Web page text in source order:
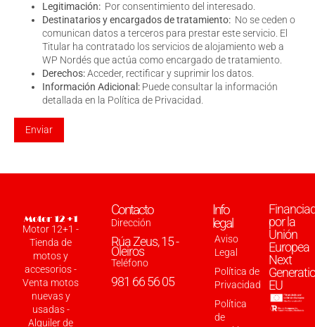
Legitimación: Por consentimiento del interesado.
Destinatarios y encargados de tratamiento: No se ceden o
comunican datos a terceros para prestar este servicio. El
Titular ha contratado los servicios de alojamiento web a
WP Nordés que actúa como encargado de tratamiento.
Derechos:Acceder, rectificar y suprimir los datos.
Información Adicional: Puede consultar la información
detallada en la Política de Privacidad.
Motor 12+1 -
Tienda de
motos y
accesorios -
Venta motos
nuevas y
usadas -
Alquiler de
Contacto
Dirección
Rúa Zeus, 15 -
Oleiros
Teléfono
981 66 56 05
Info
legal
Aviso
Legal
Política de
Privacidad
Política
de
por la
Unión
Europea
Next
EU